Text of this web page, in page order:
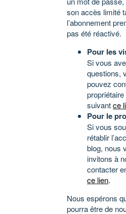
son accès limité
l’abonnement
pas été réactivé.
Pour les
Si vous
questions,
pouvez
suivantce
Pour le
Si vous
rétablir
blog, nous
invitons à
contacter
ce lien.
Nous espérons
pourra être de